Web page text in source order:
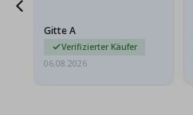
Gitte A
Verifizierter Käufer
06.08.2026